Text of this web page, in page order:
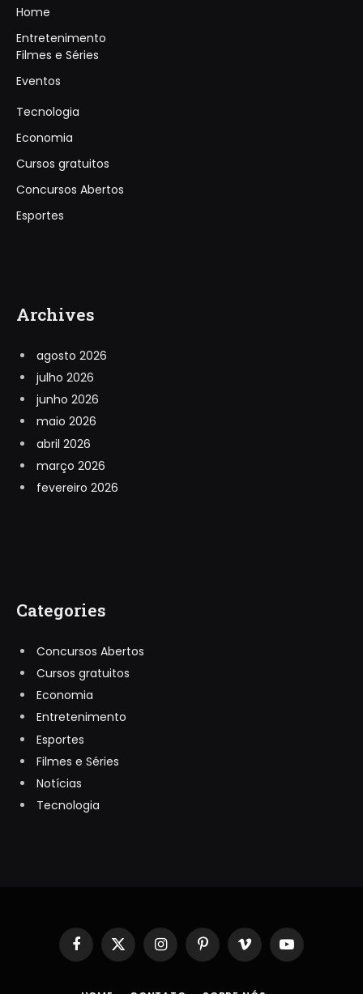
Home
Entretenimento
Filmes e Séries
Eventos
Tecnologia
Economia
Cursos gratuitos
Concursos Abertos
Esportes
Archives
agosto 2026
julho 2026
junho 2026
maio 2026
abril 2026
março 2026
fevereiro 2026
Categories
Concursos Abertos
Cursos gratuitos
Economia
Entretenimento
Esportes
Filmes e Séries
Notícias
Tecnologia
Facebook
X
(Twitter)
InstagramPinterestVimeo YouTube